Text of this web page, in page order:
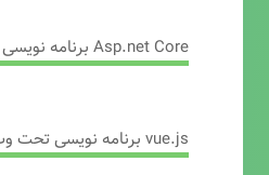
Asp.net Core برنامه نویسی تحت وب بک اند
vue.js برنامه نویسی تحت وب فرانت اند